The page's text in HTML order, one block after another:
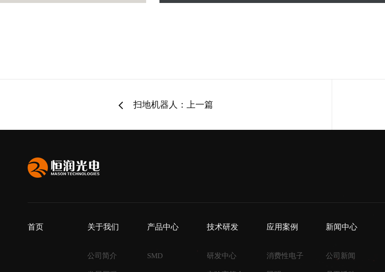
扫地机器人：上一篇
首页 关于我们
公司简介
产品中心
SMD
技术研发
研发中心
应用案例
消费性电子
新闻中心
公司新闻